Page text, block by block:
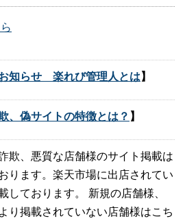
知らせ 楽れび管理人とは 】
、偽サイトの特徴とは？ 】
欺、悪質な店舗様のサイト掲載は
ります。楽天市場に出店されてい
しております。 新規の店舗様、
り掲載されていない店舗様はこち